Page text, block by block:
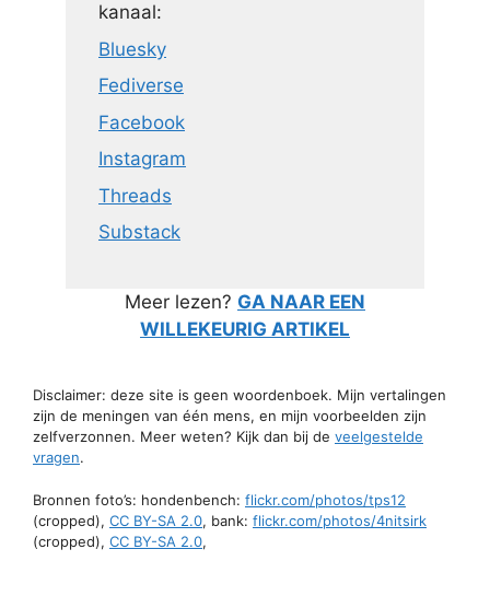
kanaal:
Bluesky
Fediverse
Facebook
Instagram
Threads
Substack
Meer lezen? GA NAAR EEN
WILLEKEURIG ARTIKEL
Disclaimer: deze site is geen woordenboek. Mijn vertalingen
zijn de meningen van één mens, en mijn voorbeelden zijn
zelfverzonnen. Meer weten? Kijk dan bij de veelgestelde
vragen.
Bronnen foto’s: hondenbench: flickr.com/photos/tps12
(cropped), CC BY-SA 2.0, bank: flickr.com/photos/4nitsirk
(cropped), CC BY-SA 2.0,